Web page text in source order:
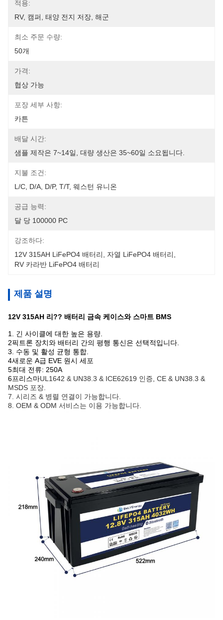
적용:
RV, 캠퍼, 태양 전지 저장, 해군
최소 주문 수량:
50개
가격:
협상 가능
포장 세부 사항:
카튼
배달 시간:
샘플 제작은 7~14일, 대량 생산은 35~60일 소요됩니다.
지불 조건:
L/C, D/A, D/P, T/T, 웨스턴 유니온
공급 능력:
달 당 100000 PC
강조하다:
12V 315AH LiFePO4 배터리
자열 LiFePO4 배터리
RV 카라반 LiFePO4 배터리
제품 설명
12V 315AH 리?? 배터리 금속 케이스와 스마트 BMS
1. 긴 사이클에 대한 높은 용량.
2픽트론 장치와 배터리 간의 평행 통신은 선택적입니다.
3. 수동 및 활성 균형 통합.
4새로운 A급 EVE 원시 세포
5최대 전류: 250A
6프리스마UL1642 & UN38.3 & ICE62619 인증, CE & UN38.3 &
MSDS 포장.
7. 시리즈 & 병렬 연결이 가능합니다.
8. OEM & ODM 서비스는 이용 가능합니다.